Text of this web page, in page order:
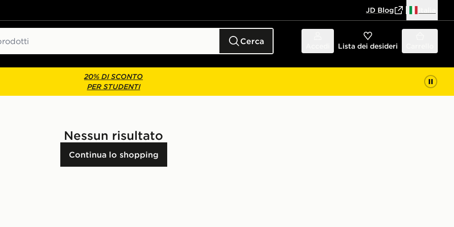
JD Blog
Cerca Lista dei desideri
20% DI SCONTO
PER STUDENTI
Nessun risultato
Continua lo shopping